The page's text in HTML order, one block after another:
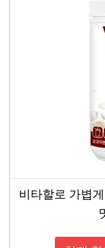
비타할로 가볍